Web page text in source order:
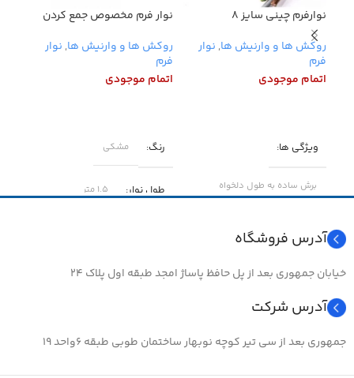
نوارفرم چینی سایز ۸
روکش ها و وارنیش ها, نوار
فرم
اتمام موجودی
ویژگی ها
برش ساده به طول دلخواه
سایز
نوار فرم مخصوص جمع کردن
روکش ها و وارنیش ها, نوار
فرم
اتمام موجودی
رنگ
مشکی
طول نوار ۱.۵ متر
آدرس فروشگاه
خیابان جمهوری بعد از پل حافظ پاساژ امجد طبقه اول پلاک ۲۴
آدرس شرکت
جمهوری بعد از سی تیر کوچه نوبهار ساختمان طوبی طبقه ۶واحد ۱۹